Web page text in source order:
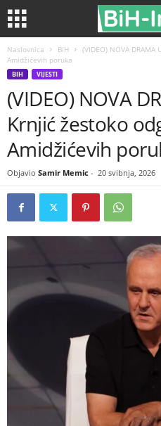
Naslovnica BiH
(VIDEO) NOVA
Amidžićevih poruka
BIH VIJESTI
(VIDEO) NOVA
Krnjić žestoko
Amidžićevih
Objavio Samir Memic - 20 svibnja, 2026